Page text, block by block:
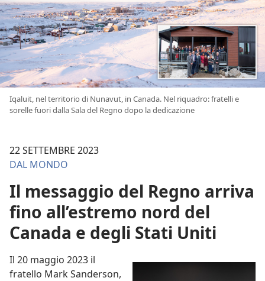
Iqaluit, nel territorio di Nunavut, in Canada. Nel riquadro: fratelli e
sorelle fuori dalla Sala del Regno dopo la dedicazione
22 SETTEMBRE 2023
DAL MONDO
Il messaggio del Regno arriva
fino all’estremo nord del
Canada e degli Stati Uniti
Il 20 maggio 2023 il
fratello Mark Sanderson,